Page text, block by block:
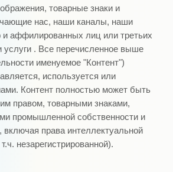
товарные знаки и
нас, наши каналы, наши
и аффилированных лиц или третьих
услуги . Все перечисленное выше
именуемое "Контент")
используется или
Контент полностью может быть
правом, товарными знаками,
промышленной собственности и
включая права интеллектуальной
незарегистрированной).